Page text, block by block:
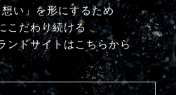
い」を形にするため
こだわり続ける
ンドサイトはこちらから